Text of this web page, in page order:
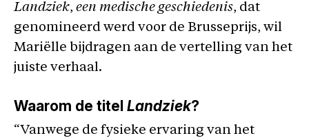
Landziek, een medische geschiedenis, dat
genomineerd werd voor de Brusseprijs, wil
Mariëlle bijdragen aan de vertelling van het
juiste verhaal.
Waarom de titel Landziek?
“Vanwege de fysieke ervaring van het